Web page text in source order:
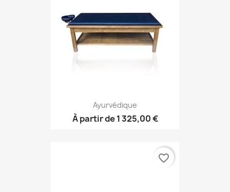
Ayurvédique
À partir de1 325,00 €
favorite_border